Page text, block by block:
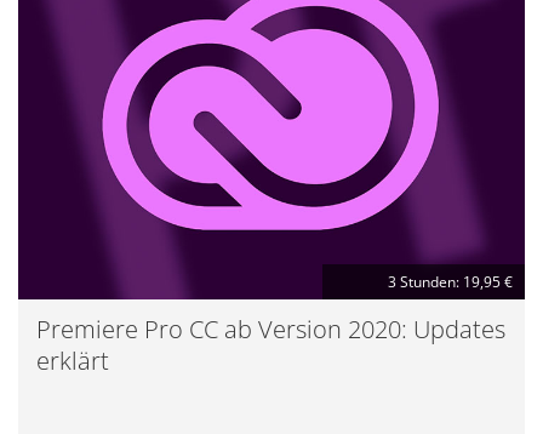
3 Stunden: 19,95 €
Premiere Pro CC ab Version 2020: Updates
erklärt